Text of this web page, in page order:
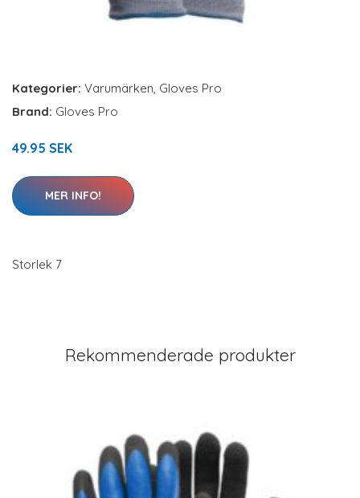
Kategorier: Varumärken, Gloves Pro
Brand: Gloves Pro
49.95 SEK
MER INFO!
Storlek 7
Rekommenderade produkter